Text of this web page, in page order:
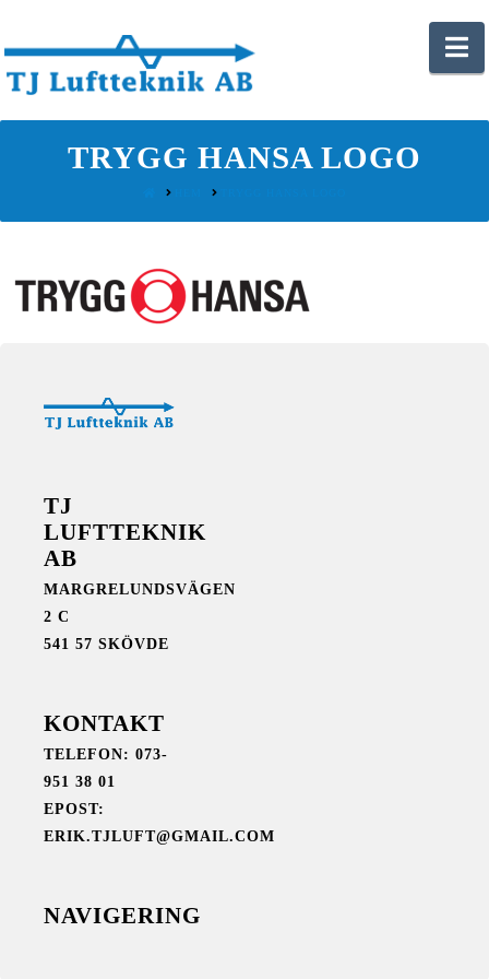
TRYGG HANSA LOGO
HOME
TJ
LUFTTEKNIK
AB
MARGRELUNDSVÄGEN
2 C
541 57 SKÖVDE
KONTAKT
TELEFON: 073-
951 38 01
EPOST:
ERIK.TJLUFT@GMAIL.COM
NAVIGERING